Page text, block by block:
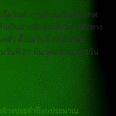
ดวันทำการนับแต่วันประกาศ
นเป็นลายลักษณ์อักษร หรือทาง
ยตัว ตั้งแต่วันที่ 19 มีนาคม
วันที่ 27 มีนาคม 2563 ในวัน
จ้างประจำปีงบประมาณ